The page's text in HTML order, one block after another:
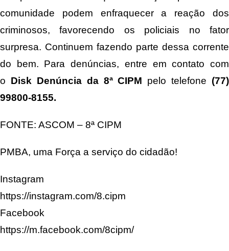
comunidade podem enfraquecer a reação dos
criminosos, favorecendo os policiais no fator
surpresa. Continuem fazendo parte dessa corrente
do bem. Para denúncias, entre em contato com
o Disk Denúncia da 8ª CIPM pelo telefone (77)
99800-8155.
FONTE: ASCOM – 8ª CIPM
PMBA, uma Força a serviço do cidadão!
Instagram
https://instagram.com/8.cipm
Facebook
https://m.facebook.com/8cipm/